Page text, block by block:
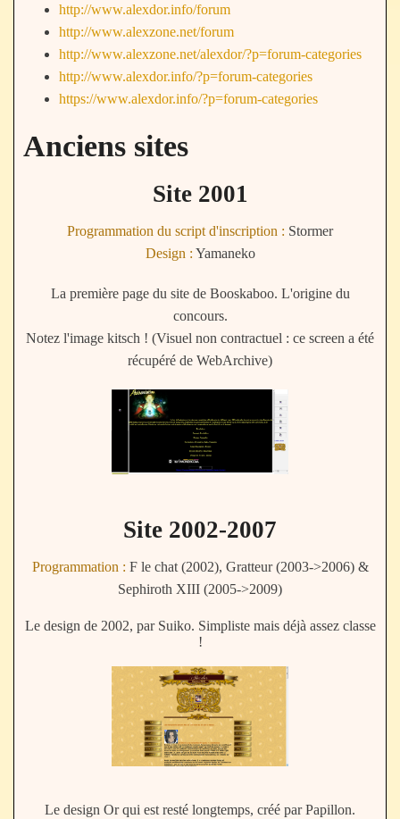
http://www.alexdor.info/forum
http://www.alexzone.net/forum
http://www.alexzone.net/alexdor/?p=forum-categories
http://www.alexdor.info/?p=forum-categories
https://www.alexdor.info/?p=forum-categories
Anciens sites
Site 2001
Programmation du script d'inscription : Stormer
Design : Yamaneko
La première page du site de Booskaboo. L'origine du
concours.
Notez l'image kitsch ! (Visuel non contractuel : ce screen a été
récupéré de WebArchive)
Site 2002-2007
Programmation : F le chat (2002), Gratteur (2003->2006) &
Sephiroth XIII (2005->2009)
Le design de 2002, par Suiko. Simpliste mais déjà assez classe
!
Le design Or qui est resté longtemps, créé par Papillon.